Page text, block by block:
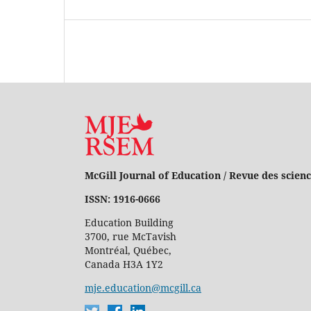
McGill Journal of Education / Revue des
ISSN: 1916-0666
Education Building
3700, rue McTavish
Montréal, Québec,
Canada H3A 1Y2
mje.education@mcgill.ca